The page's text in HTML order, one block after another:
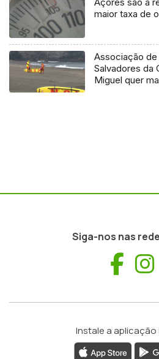
maior taxa de
Associação
Salvadores da
Miguel quer
Siga-nos nas
Instale a aplicação